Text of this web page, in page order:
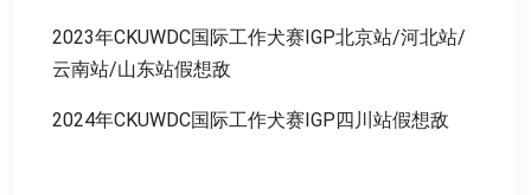
2023年CKUWDC国际工作犬赛IGP北京站/河北站/
云南站/山东站假想敌
2024年CKUWDC国际工作犬赛IGP四川站假想敌